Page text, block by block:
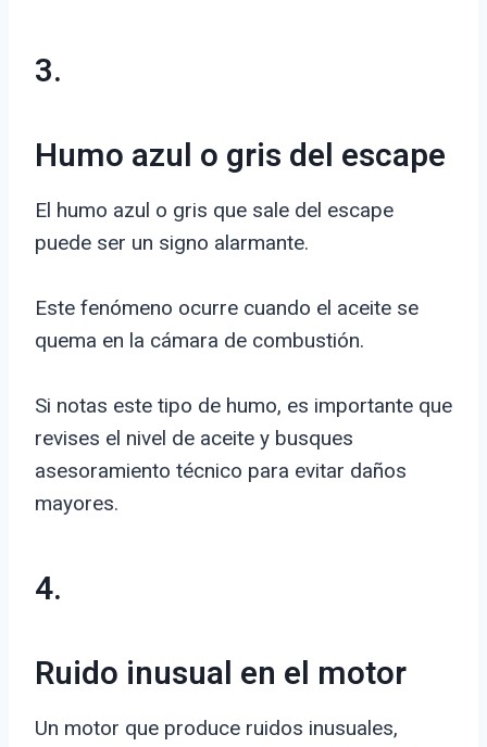
3.
Humo azul o gris del escape
El humo azul o gris que sale del escape
puede ser un signo alarmante.
Este fenómeno ocurre cuando el aceite se
quema en la cámara de combustión.
Si notas este tipo de humo, es importante que
revises el nivel de aceite y busques
asesoramiento técnico para evitar daños
mayores.
4.
Ruido inusual en el motor
Un motor que produce ruidos inusuales,